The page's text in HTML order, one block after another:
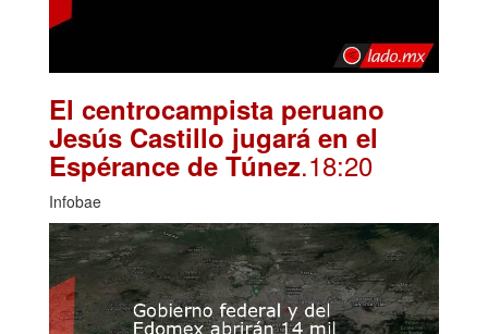
El centrocampista peruano
Jesús Castillo jugará en el
Espérance de Túnez.18:20
Infobae